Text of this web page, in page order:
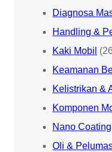
Diagnosa
Handling &
Kaki Mobil
Keamanan
Kelistrikan &
Komponen
Nano Coating
Oli &